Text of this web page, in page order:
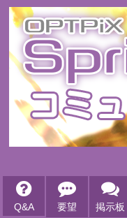
Q&A 要望 掲示板